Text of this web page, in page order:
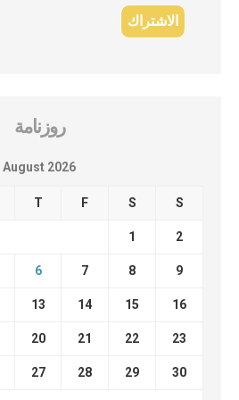
روزنامة
August 2026
T F S S
1 2
6 7 8 9
13 14 15 16
20 21 22 23
27 28 29 30